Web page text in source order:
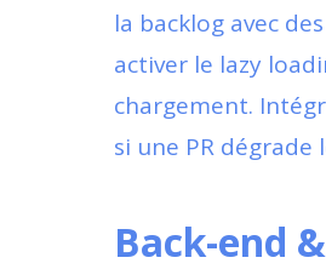
la backlog avec
activer le lazy
chargement.
si une PR dégrade
Back-end